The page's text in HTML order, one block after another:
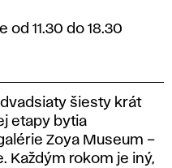
11.30 do 18.30
šiesty krát
etapy bytia
Zoya Museum –
Každým rokom je iný,